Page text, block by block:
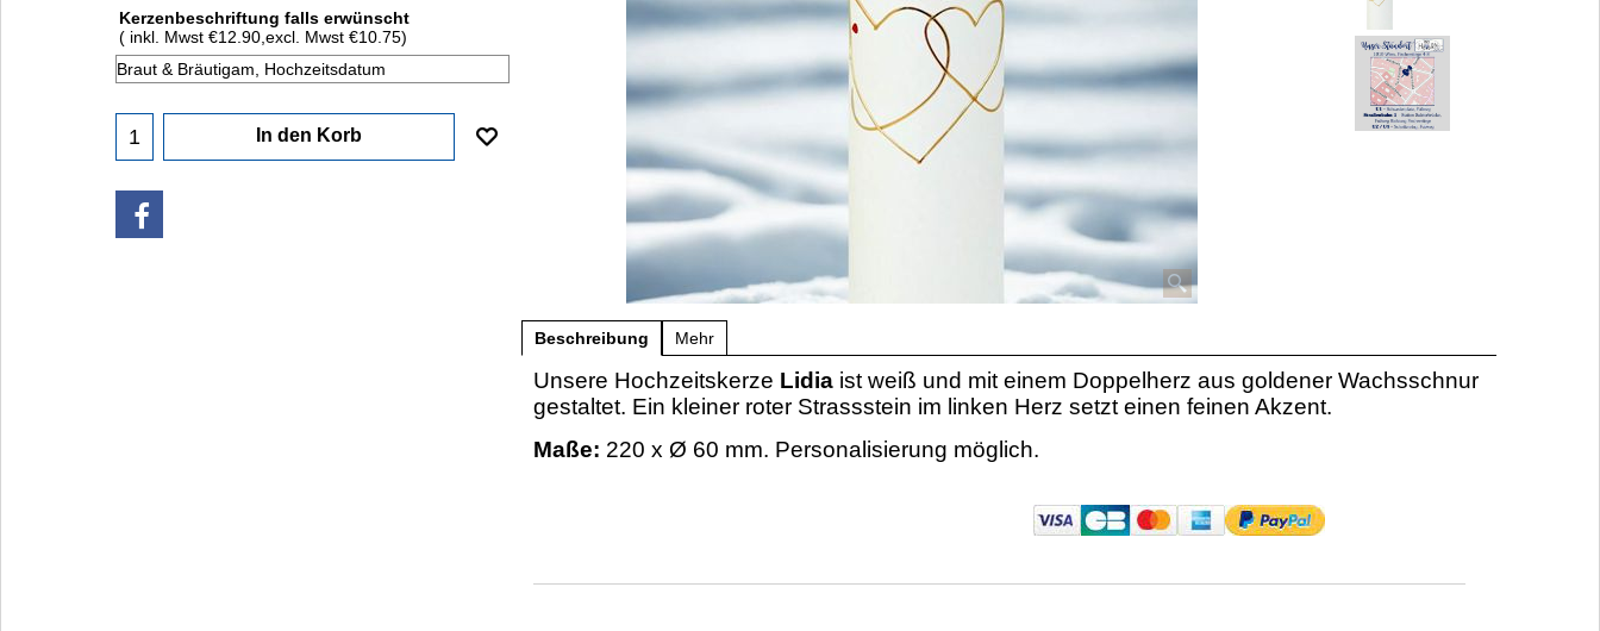
Kerzenbeschriftung falls erwünscht
( inkl. Mwst €12.90,excl. Mwst €10.75)
In den Korb
Beschreibung Mehr
Unsere Hochzeitskerze Lidia ist weiß und mit einem Doppelherz aus goldener Wachsschnur
gestaltet. Ein kleiner roter Strassstein im linken Herz setzt einen feinen Akzent.
Maße: 220 x Ø 60 mm. Personalisierung möglich.